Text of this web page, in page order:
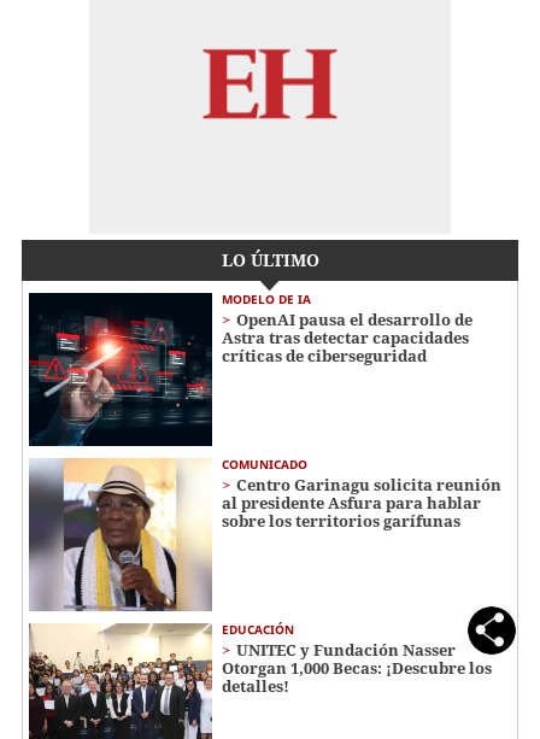
LO ÚLTIMO
MODELO DE IA
OpenAI pausa el desarrollo de
Astra tras detectar capacidades
críticas de ciberseguridad
COMUNICADO
Centro Garinagu solicita reunión
al presidente Asfura para hablar
sobre los territorios garífunas
EDUCACIÓN
UNITEC y Fundación Nasser
Otorgan 1,000 Becas: ¡Descubre los
detalles!